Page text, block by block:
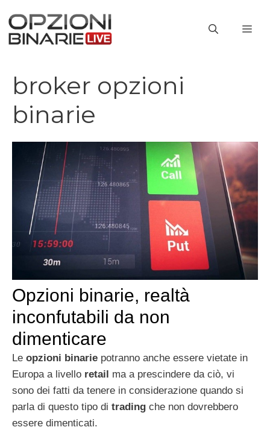
contenuto
broker opzioni
binarie
Opzioni binarie, realtà
inconfutabili da non
dimenticare
Le opzioni binarie potranno anche essere vietate in
Europa a livello retail
ma a prescindere da ciò, vi
sono dei fatti da tenere in considerazione quando si
parla di questo tipo di trading che non dovrebbero
essere dimenticati.